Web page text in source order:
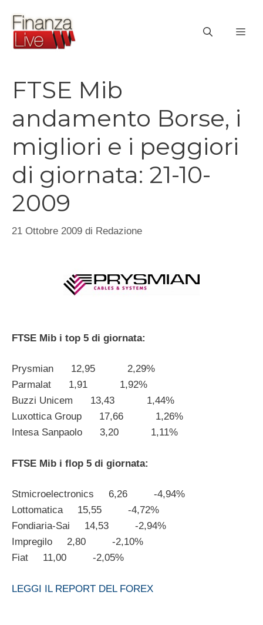
contenuto
FTSE Mib
andamento Borse, i
migliori e i peggiori
di giornata: 21-10-
2009
21 Ottobre 2009 di Redazione
FTSE Mib i top 5 di giornata:
Prysmian 12,95 2,29%
Parmalat 1,91 1,92%
Buzzi Unicem 13,43 1,44%
Luxottica Group 17,66 1,26%
Intesa Sanpaolo 3,20 1,11%
FTSE Mib i flop 5 di giornata:
Stmicroelectronics 6,26 -4,94%
Lottomatica 15,55 -4,72%
Fondiaria-Sai 14,53 -2,94%
Impregilo 2,80 -2,10%
Fiat 11,00 -2,05%
LEGGI IL REPORT DEL FOREX